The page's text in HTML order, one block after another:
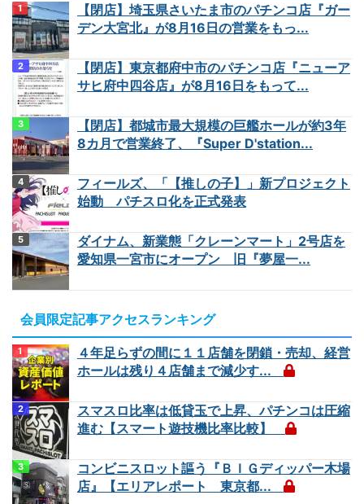
【閉店】埼玉県さいたま市のパチンコ店『ガー
デン大宮北』が8月16日の営業をもっ...
【閉店】東京都府中市のパチンコ店『ニューア
サヒ府中四谷店』が8月16日をもって...
【閉店】都城市最大規模の巨艦ホールが約3年
8カ月で営業終了、『Super D'station...
フィールズ、「【推しの子】」新プロジェクト
始動 パチスロ化を正式発表
ダイナム、新業態「クレーンマート」2号店を
愛知県一宮市にオープン 旧『夢屋一...
会員限定記事アクセスランキング
４年足らずの間に１１店舗を閉鎖・売却、経営
ホールは残り４店舗まで減少す...
スマスロ比率は低貸玉で上昇、パチンコは圧縮
進む【スマート遊技機比率比較】
コンビニスロット謳う『ＢＩＧディッパー木場
店』【エリアレポート 東京都...